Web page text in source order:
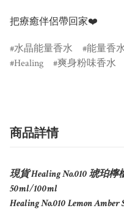
水晶能量香水 能量香
Healing
爽身粉味香水
商品詳情
現貨 Healing No.010 琥珀
50ml/100ml
Healing No.010 Lemon